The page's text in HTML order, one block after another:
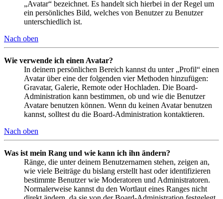
„Avatar“ bezeichnet. Es handelt sich hierbei in der Regel um
ein persönliches Bild, welches von Benutzer zu Benutzer
unterschiedlich ist.
Nach oben
Wie verwende ich einen Avatar?
In deinem persönlichen Bereich kannst du unter „Profil“ einen
Avatar über eine der folgenden vier Methoden hinzufügen:
Gravatar, Galerie, Remote oder Hochladen. Die Board-
Administration kann bestimmen, ob und wie die Benutzer
Avatare benutzen können. Wenn du keinen Avatar benutzen
kannst, solltest du die Board-Administration kontaktieren.
Nach oben
Was ist mein Rang und wie kann ich ihn ändern?
Ränge, die unter deinem Benutzernamen stehen, zeigen an,
wie viele Beiträge du bislang erstellt hast oder identifizieren
bestimmte Benutzer wie Moderatoren und Administratoren.
Normalerweise kannst du den Wortlaut eines Ranges nicht